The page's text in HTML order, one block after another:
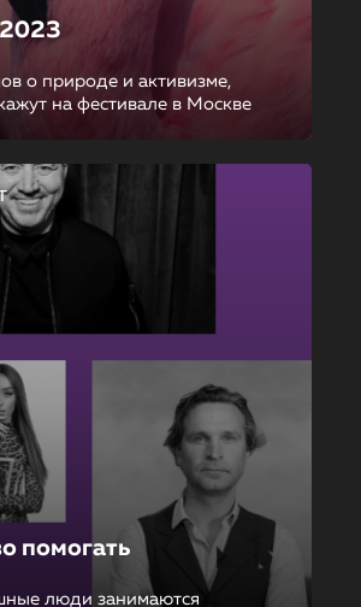
2023
о природе и активизме,
на фестивале в Москве
помогать
люди занимаются